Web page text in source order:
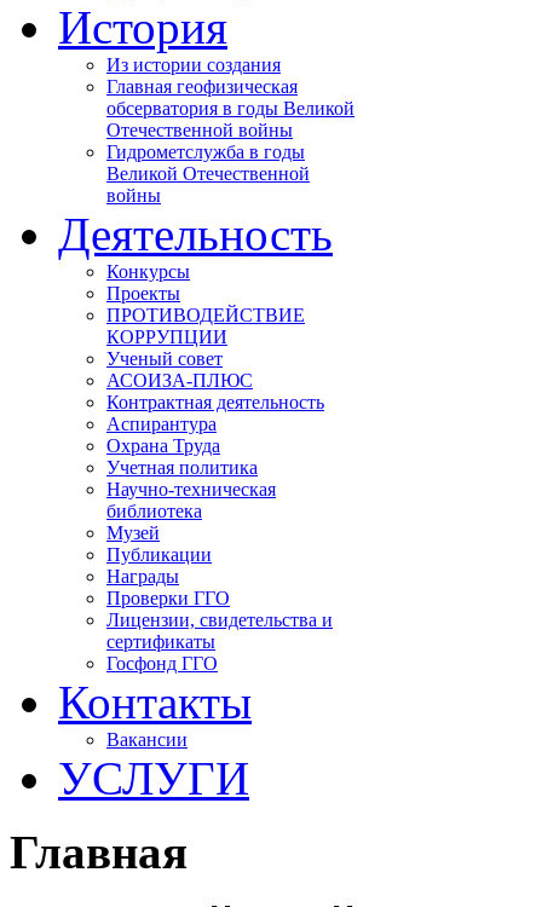
История
Из истории создания
Главная геофизическая
обсерватория в годы Великой
Отечественной войны
Гидрометслужба в годы
Великой Отечественной
войны
Деятельность
Конкурсы
Проекты
ПРОТИВОДЕЙСТВИЕ
КОРРУПЦИИ
Ученый совет
АСОИЗА-ПЛЮС
Контрактная деятельность
Аспирантура
Охрана Труда
Учетная политика
Научно-техническая
библиотека
Музей
Публикации
Награды
Проверки ГГО
Лицензии, свидетельства и
сертификаты
Госфонд ГГО
Контакты
Вакансии
УСЛУГИ
Главная